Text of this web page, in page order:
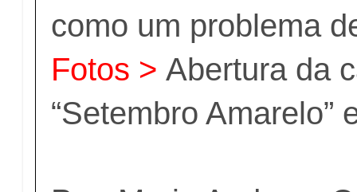
como um problema
Fotos > Abertura da
“Setembro Amarelo”